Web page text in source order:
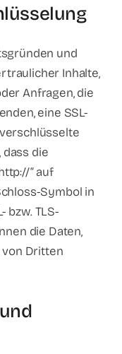
und
Inhalte,
Anfragen, die
eine SSL-
die
“ auf
Symbol in
bzw. TLS-
die Daten,
von Dritten